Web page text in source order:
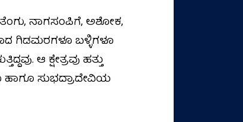
ತೆಂಗು, ನಾಗಸಂಪಿಗೆ, ಅಶೋಕ,
ಗಿಡಮರಗಳೂ ಬಳ್ಳಿಗಳೂ
ಆ ಕ್ಷೇತ್ರವು ಹತ್ತು
ಹಾಗೂ ಸುಭದ್ರಾದೇವಿಯ